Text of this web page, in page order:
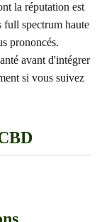
la réputation est
full spectrum haute
prononcés.
avant d'intégrer
si vous suivez